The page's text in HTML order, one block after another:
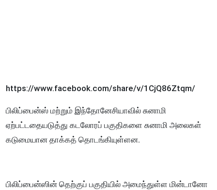
https://www.facebook.com/share/v/1CjQ86Ztqm/
பிலிப்பைன்ஸ் மற்றும் இந்தோனேசியாவில் சுனாமி
ஏற்பட்டதையடுத்து கடலோரப் பகுதிகளை சுனாமி அலைகள்
கடுமையான தாக்கத் தொடங்கியுள்ளன.
பிலிப்பைன்ஸின் தெற்குப் பகுதியில் அமைந்துள்ள மின்டானோ